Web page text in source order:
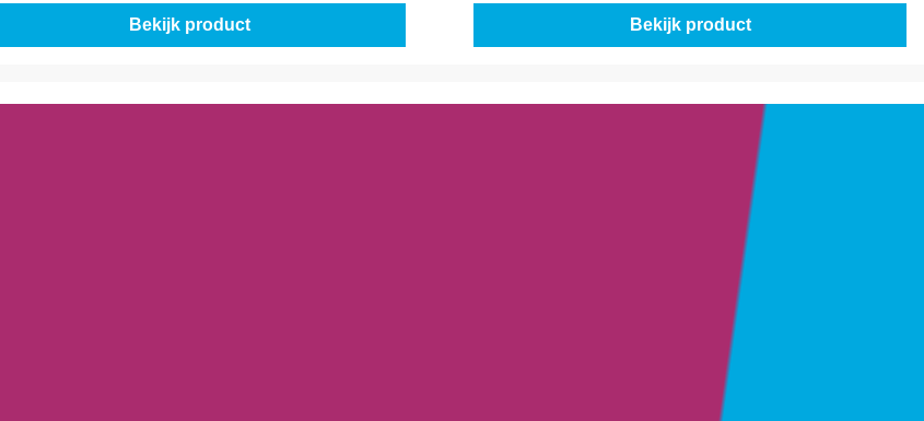
Bekijk product Bekijk product